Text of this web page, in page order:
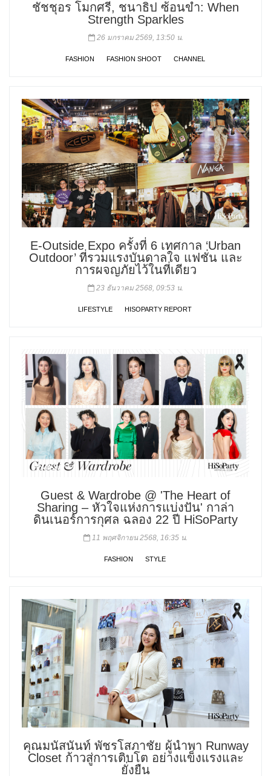
ชัชชุอร โมกศรี, ชนาธิป ซ้อนขํา: When
Strength Sparkles
26 มกราคม 2569, 13:50 น.
FASHION FASHION SHOOT CHANNEL
E-Outside Expo ครั้งที่ 6 เทศกาล ‘Urban
Outdoor’ ที่รวมแรงบันดาลใจ แฟชั่น และ
การผจญภัยไว้ในที่เดียว
23 ธันวาคม 2568, 09:53 น.
LIFESTYLE HISOPARTY REPORT
Guest & Wardrobe @ 'The Heart of
Sharing – หัวใจแห่งการแบ่งปัน' กาล่า
ดินเนอร์การกุศล ฉลอง 22 ปี HiSoParty
11 พฤศจิกายน 2568, 16:35 น.
FASHION STYLE
คุณมนัสนันท์ พัชรโสภาชัย ผู้นำพา Runway
Closet ก้าวสู่การเติบโต อย่างแข็งแรงและ
ยั่งยืน